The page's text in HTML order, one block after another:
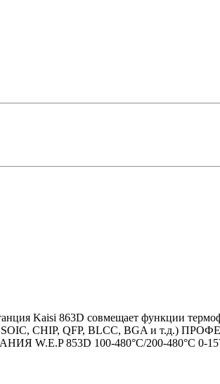
Kaisi 863D совмещает функции
SOIC, CHIP, QFP, BLCC, BGA
853D 100-480°C/200-480°C